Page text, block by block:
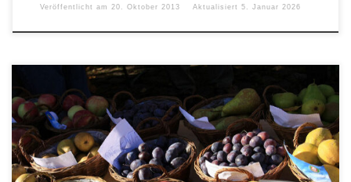
Veröffentlicht am 20. Oktober 2013 Aktualisiert 5. Januar 2026